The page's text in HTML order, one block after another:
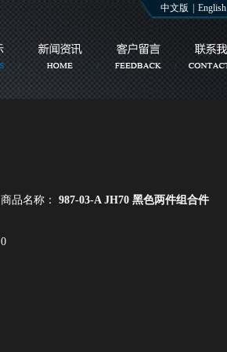
中文版 English
商品名称： 987-03-A JH70 黑色两件组合件
0